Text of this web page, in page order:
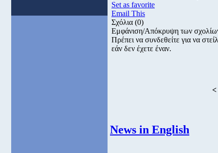
Set as favorite
Email This
Σχόλια (0)
Εμφάνιση/Απόκρυψη των
Πρέπει να συνδεθείτε για να
εάν δεν έχετε έναν.
<
News in English